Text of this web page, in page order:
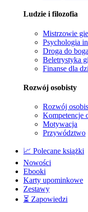
Ludzie i filozofia
Mistrzowie
Psychologia
Droga do
Beletrystyka
Finanse dla
Rozwój osobisty
Rozwój
Kompetencje
Motywacja
Przywództwo
📈 Polecane książki
Nowości
Ebooki
Karty upominkowe
Zestawy
⏳ Zapowiedzi